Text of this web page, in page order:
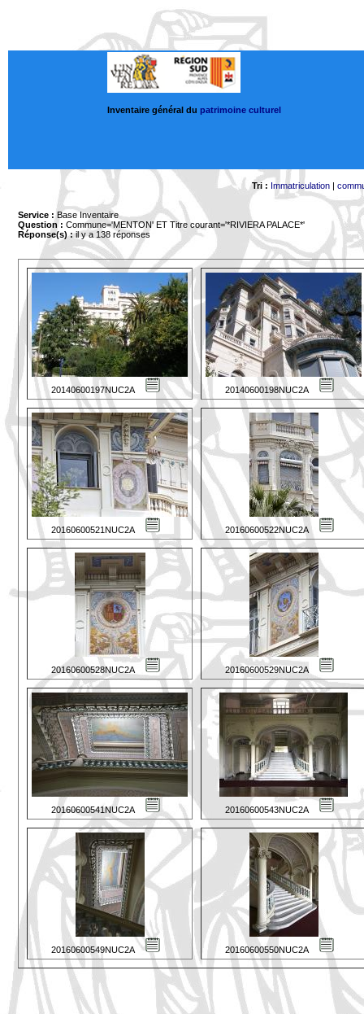
Inventaire général du patrimoine culturel
Tri : Immatriculation|
Service : Base Inventaire
Question : Commune='MENTON' ET Titre courant='*RIVIERA PALACE*'
Réponse(s) :il y a 138 réponses
20140600197NUC2A 20140600198NUC2A
20160600521NUC2A 20160600522NUC2A
20160600528NUC2A 20160600529NUC2A
20160600541NUC2A 20160600543NUC2A
20160600549NUC2A 20160600550NUC2A